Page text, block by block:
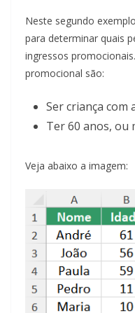
Neste segundo
para determinar quais
ingressos
promocional são:
Ser criança com
Ter 60 anos, ou
Veja abaixo a imagem: